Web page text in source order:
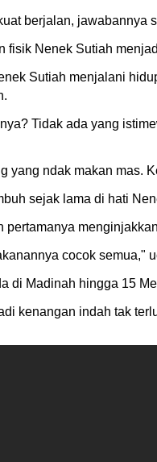
berjalan, jawabannya
fisik Nenek Sutiah
Sutiah menjalani
Tidak ada yang
yang ndak makan mas.
sejak lama di hati
pertamanya
cocok semua,"
di Madinah hingga 15
kenangan indah tak